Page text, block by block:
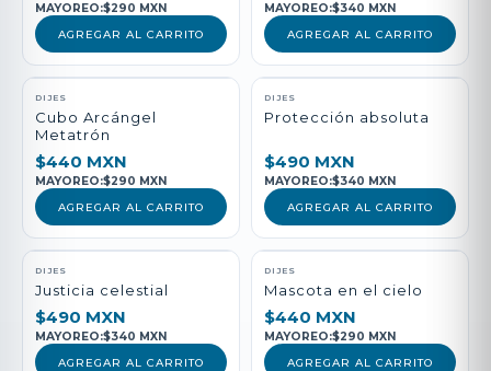
MAYOREO:$290 MXN
AGREGAR AL CARRITO
MAYOREO:$340 MXN
AGREGAR AL CARRITO
DIJES
Cubo Arcángel
Metatrón
$440 MXN
MAYOREO:$290 MXN
AGREGAR AL CARRITO
DIJES
Protección absoluta
$490 MXN
MAYOREO:$340 MXN
AGREGAR AL CARRITO
DIJES
Justicia celestial
$490 MXN
MAYOREO:$340 MXN
AGREGAR AL CARRITO
DIJES
Mascota en el cielo
$440 MXN
MAYOREO:$290 MXN
AGREGAR AL CARRITO